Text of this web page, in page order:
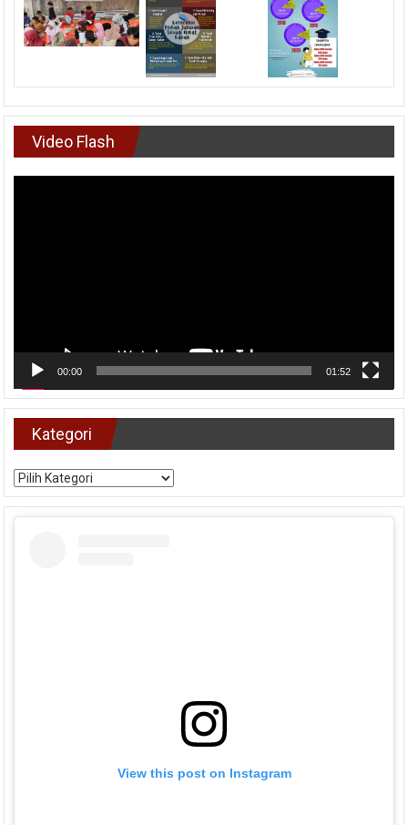
Video Flash
00:00 01:52
Kategori
Kategori
View this post on Instagram